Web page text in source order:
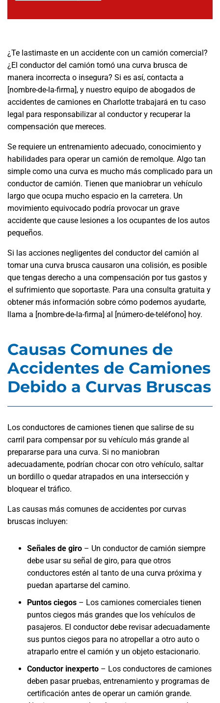
¿Te lastimaste en un accidente con un camión comercial?
¿El conductor del camión tomó una curva brusca de
manera incorrecta o insegura? Si es así, contacta a
[nombre-de-la-firma], y nuestro equipo de abogados de
accidentes de camiones en Charlotte trabajará en tu caso
legal para responsabilizar al conductor y recuperar la
compensación que mereces.
Se requiere un entrenamiento adecuado, conocimiento y
habilidades para operar un camión de remolque. Algo tan
simple como una curva es mucho más complicado para un
conductor de camión. Tienen que maniobrar un vehículo
largo que ocupa mucho espacio en la carretera. Un
movimiento equivocado podría provocar un grave
accidente que cause lesiones a los ocupantes de los autos
pequeños.
Si las acciones negligentes del conductor del camión al
tomar una curva brusca causaron una colisión, es posible
que tengas derecho a una compensación por tus gastos y
el sufrimiento que soportaste. Para una consulta gratuita y
obtener más información sobre cómo podemos ayudarte,
llama a [nombre-de-la-firma] al [número-de-teléfono] hoy.
Causas Comunes de
Accidentes de Camiones
Debido a Curvas Bruscas
Los conductores de camiones tienen que salirse de su
carril para compensar por su vehículo más grande al
prepararse para una curva. Si no maniobran
adecuadamente, podrían chocar con otro vehículo, saltar
un bordillo o quedar atrapados en una intersección y
bloquear el tráfico.
Las causas más comunes de accidentes por curvas
bruscas incluyen:
Señales de giro – Un conductor de camión siempre
debe usar su señal de giro, para que otros
conductores estén al tanto de una curva próxima y
puedan apartarse del camino.
Puntos ciegos – Los camiones comerciales tienen
puntos ciegos más grandes que los vehículos de
pasajeros. El conductor debe revisar adecuadamente
sus puntos ciegos para no atropellar a otro auto o
atraparlo entre el camión y un objeto estacionario.
Conductor inexperto – Los conductores de camiones
deben pasar pruebas, entrenamiento y programas de
certificación antes de operar un camión grande.